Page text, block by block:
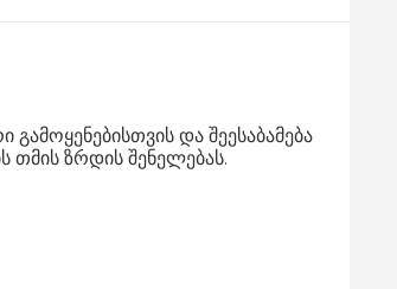
და შეესაბამება
თმის ზრდის შენელებას.